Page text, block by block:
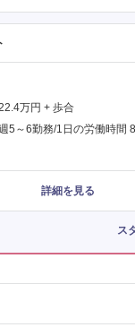
万円 + 歩合
5～6勤務/1日の労働時間 8
詳細を見る
ス